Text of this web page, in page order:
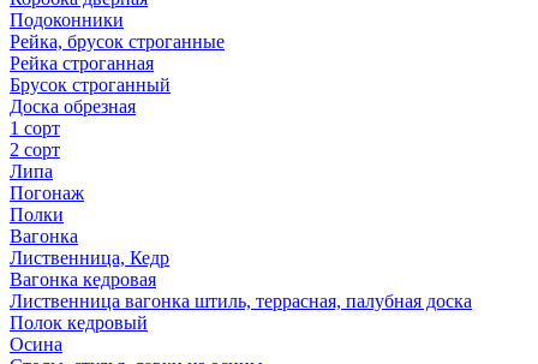
Подоконники
Рейка, брусок строганные
Рейка строганная
Брусок строганный
Доска обрезная
1 сорт
2 сорт
Липа
Погонаж
Полки
Вагонка
Лиственница, Кедр
Вагонка кедровая
Лиственница вагонка штиль, террасная, палубная доска
Полок кедровый
Осина